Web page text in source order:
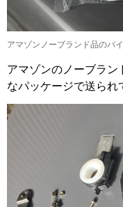
アマゾンノーブランド品のバ
アマゾンのノーブラ
なパッケージで送られ